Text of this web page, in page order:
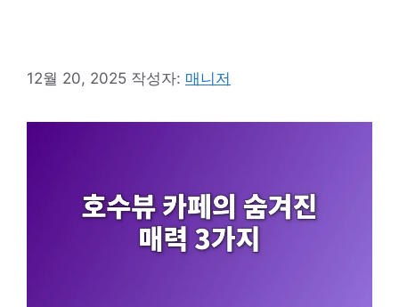
12월 20, 2025 작성자: 매니저